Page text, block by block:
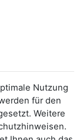
Nutzung
für den
Weitere